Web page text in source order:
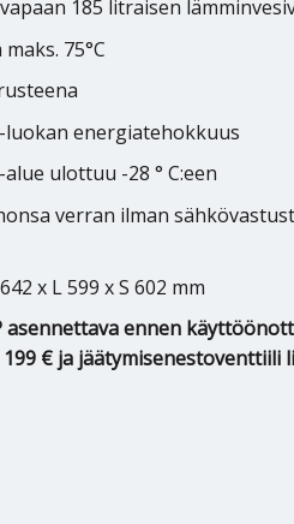
185 litraisen
75°C
energiatehokkuus
ulottuu -28 ° C:een
verran ilman
x L 599 x S 602 mm
asennettava ennen
€ ja jäätymisenestoventtiili